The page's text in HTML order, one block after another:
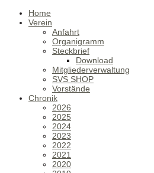
Home
Verein
Anfahrt
Organigramm
Steckbrief
Download
Mitgliederverwaltung
SVS SHOP
Vorstände
Chronik
2026
2025
2024
2023
2022
2021
2020